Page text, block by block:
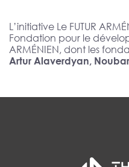
L’initiative Le FUTUR
Fondation pour le
ARMÉNIEN, dont les
Artur Alaverdyan,